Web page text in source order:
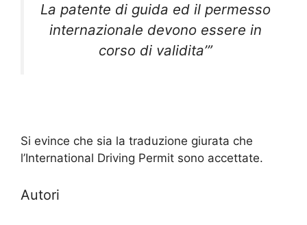
La patente di guida ed il permesso
internazionale devono essere in
corso di validita’”
Si evince che sia la traduzione giurata che
l’International Driving Permit sono accettate.
Autori